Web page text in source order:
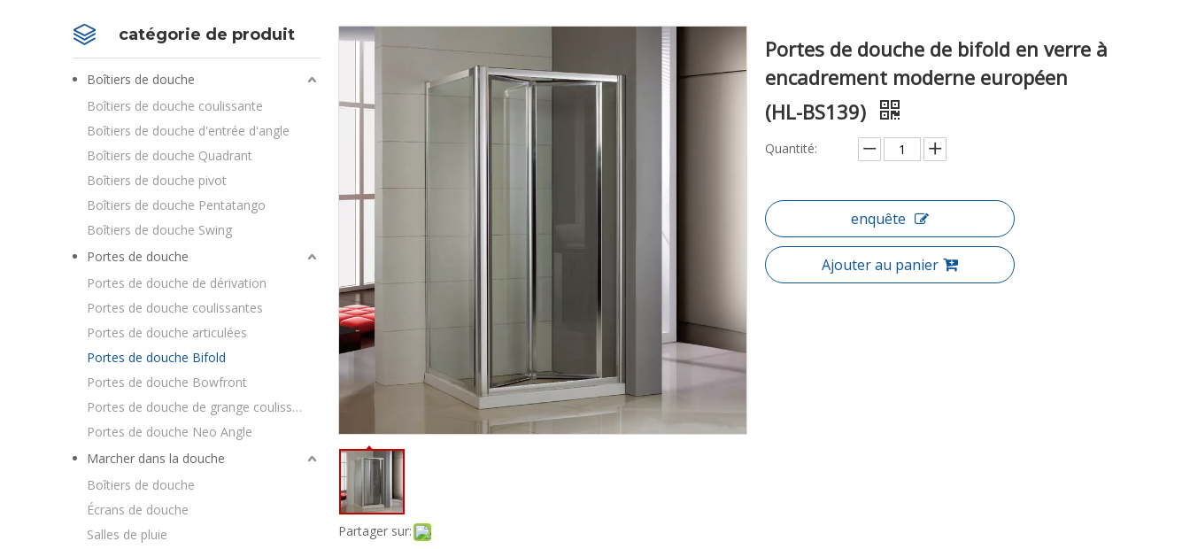
catégorie de produit
Boîtiers de douche
Boîtiers de douche coulissante
Boîtiers de douche d'entrée d'angle
Boîtiers de douche Quadrant
Boîtiers de douche pivot
Boîtiers de douche Pentatango
Boîtiers de douche Swing
Portes de douche
Portes de douche de dérivation
Portes de douche coulissantes
Portes de douche articulées
Portes de douche Bifold
Portes de douche Bowfront
Portes de douche de grange coulissantes
Portes de douche Neo Angle
Marcher dans la douche
Boîtiers de douche
Écrans de douche
Salles de pluie
Partager sur:
Portes de douche de bifold en verre à
encadrement moderne européen
(HL-BS139)
Quantité:
enquête
Ajouter au panier